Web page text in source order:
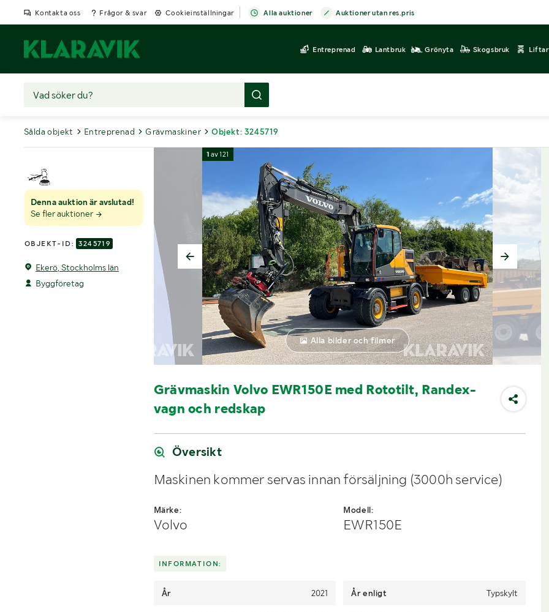
Kontakta oss Frågor & svar Cookieinställningar Alla auktioner Auktioner utan res.pris
Entreprenad Lantbruk Grönyta Skogsbruk Liftar
Sålda objekt Entreprenad Grävmaskiner Objekt: 3245719
Denna auktion är avslutad!
Se fler auktioner
OBJEKT-ID: 3245719
Ekerö, Stockholms län
Byggföretag
1 av121
Alla bilder och filmer
Grävmaskin Volvo EWR150E med Rototilt, Randex-
vagn och redskap
Översikt
Maskinen kommer servas innan försäljning (3000h service)
Märke:
Volvo
Modell:
EWR150E
INFORMATION:
År 2021 År enligt Typskylt